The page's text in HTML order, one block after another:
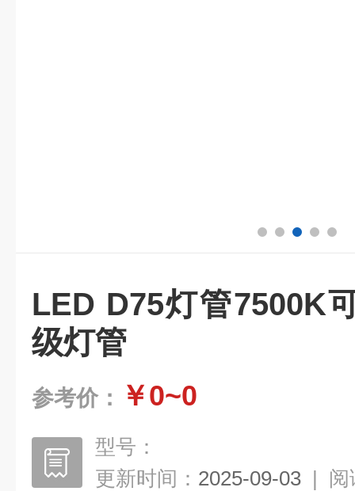
LED D75灯管7500K
级灯管
参考价： ￥0~0
型号：
更新时间： 2025-09-03 | 阅